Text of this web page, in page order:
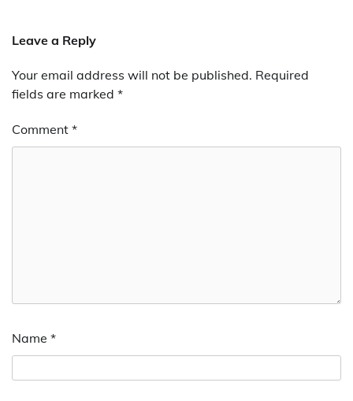
Leave a Reply
Your email address will not be published. Required
fields are marked *
Comment *
Name *